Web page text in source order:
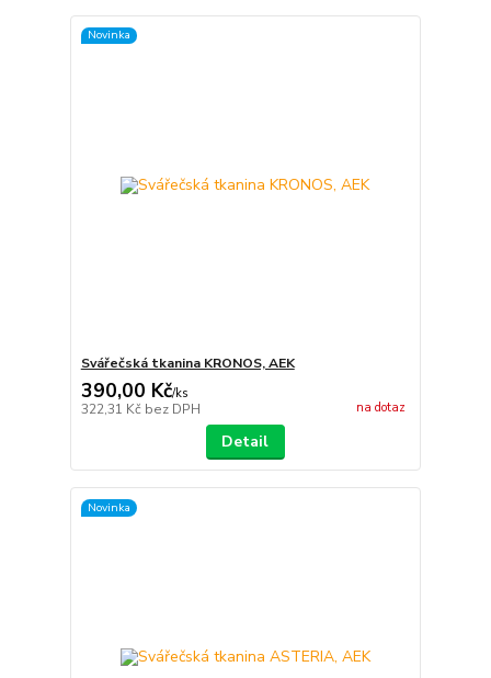
Novinka
Svářečská tkanina KRONOS, AEK
390,00 Kč/ks
322,31 Kč bez DPH na dotaz
Detail
Novinka